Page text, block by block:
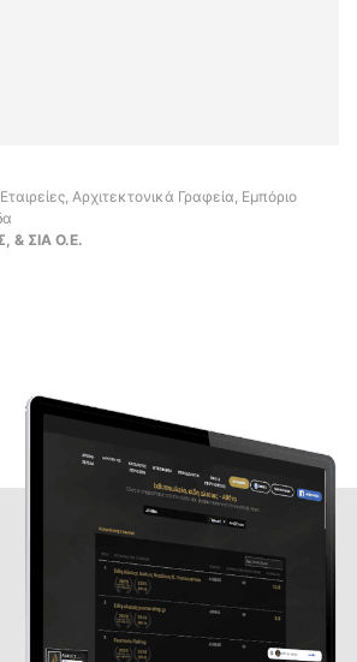
Αρχιτεκτονικά Γραφεία, Εμπόριο
& ΣΙΑ Ο.Ε.